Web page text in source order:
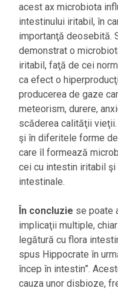
acest ax microbiota
intestinului iritabil, în
importanţă deosebită.
demonstrat o
iritabil, faţă de cei
ca efect o
producerea de gaze
meteorism, durere,
scăderea calităţii
şi în diferitele forme
care îl formează
cei cu intestin iritabil şi
intestinale.
În concluzie se poate
implicaţii multiple,
legătură cu flora
spus Hippocrate în
încep în intestin”.
cauza unor disbioze,